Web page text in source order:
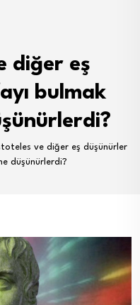
diğer eş
bulmak
ve diğer eş düşünürler
düşünürlerdi?